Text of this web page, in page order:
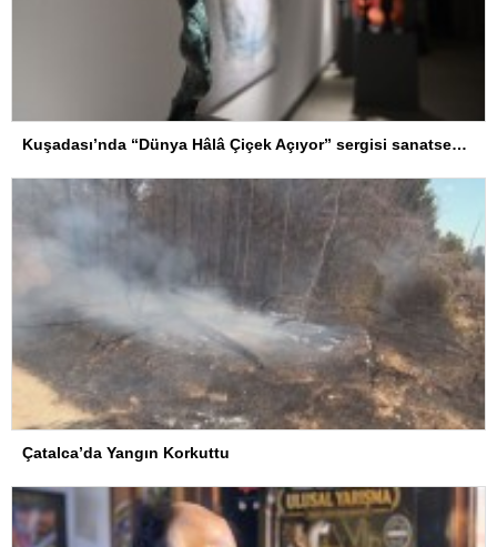
Kuşadası’nda “Dünya Hâlâ Çiçek Açıyor” sergisi sanatseverlerle buluşuyor
Çatalca’da Yangın Korkuttu